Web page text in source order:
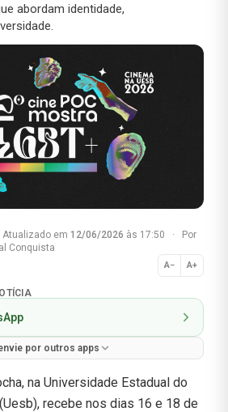
abordam identidade,
Atualizado em 12/06/2026 às 17:50 ·
Por
Conquista
A− A+
Normal
por outros apps
na Universidade Estadual do
recebe nos dias 16 e 18 de